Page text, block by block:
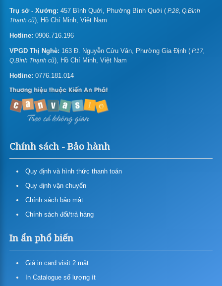
In thẻ nhựa/name card nhựa
In thiệp mời/sinh nhật/chúc mừng năm mới
In tent card – Table tent – Standee để bàn
In pp
In Pp Ngoài Trời (in Mực Gốc
Giá in hiflex, băng rôn, backdrop
In decal lưới
In canvas
In backlit film
Trụ sở - Xưởng: 457 Bình Quới, Phường Bình Quới ( P.28, Q.Bình
Thạnh cũ), Hồ Chí Minh, Việt Nam
Hotline: 0906.716.196
VPGD Thị Nghè: 163 Đ. Nguyễn Cửu Vân, Phường Gia Định ( P.17,
Q.Bình Thạnh cũ), Hồ Chí Minh, Việt Nam
Hotline: 0776.181.014
Chính sách - Bảo hành
Quy định và hình thức thanh toán
Quy định vận chuyển
Chính sách bảo mật
Chính sách đổi/trả hàng
In ẩn phổ biến
Giá in card visit 2 mặt
In Catalogue số lượng ít